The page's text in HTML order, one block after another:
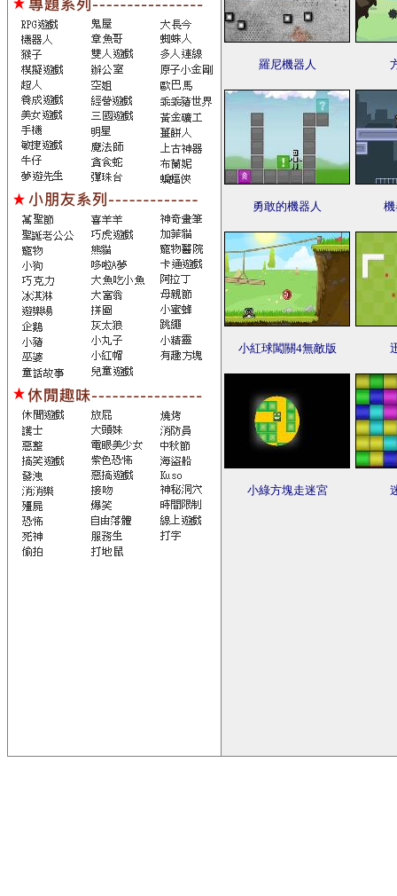
羅尼機器人
勇敢的機器人
小紅球闖關4無敵版
小綠方塊走迷宮